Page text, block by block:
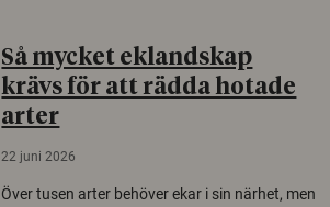
Så mycket eklandskap
krävs för att rädda hotade
arter
22 juni 2026
Över tusen arter behöver ekar i sin närhet, men